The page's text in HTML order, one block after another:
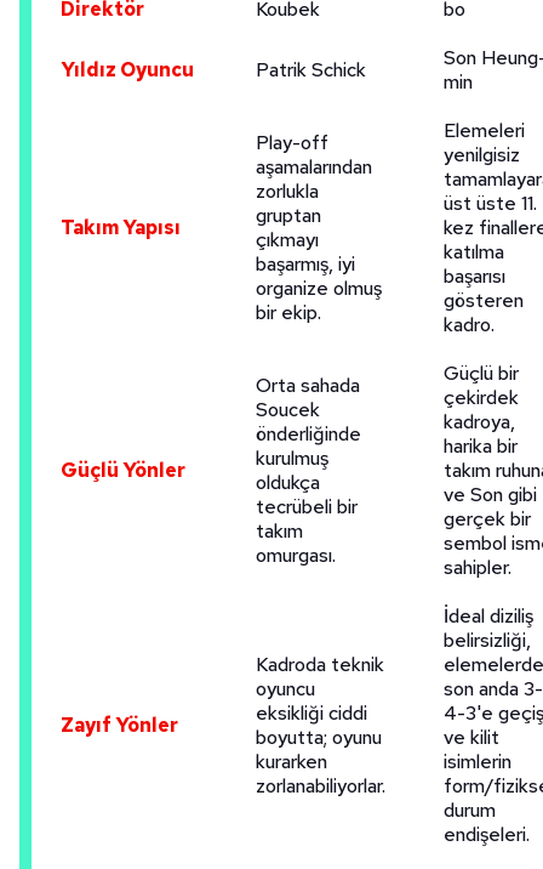
kullanılmaktadır. Bu çerezler vasıtasıyla çeşitli kişisel
toplumu hizmetlerinin sunulması amacıyla
kullanılmaktadır. Diğer çerezler, sitemizin daha işlevsel
reklam/pazarlama faaliyetlerinin yapılması, amaçlarıyla
sınırlı olarak açık rızanız dahilinde kullanılacaktır.
Çerezlere ilişkin tercihlerinizi aşağıda yer alan panel
vasıtasıyla belirleyebilirsiniz. Çerezlere ilişkin detaylı bilgi
için Ayarlar butonuna tıklayabilir,Çerez Bilgilendirme
ziyaret edebilirsiniz.
6698 sayılı Kişisel Verilerin Korunması Kanunu uyarınca
hazırlanmış Aydınlatma Metnimizi okumak ve sitemizde
ilgili mevzuata uygun olarak kullanılan çerezlerle ilgili bilgi
almak için lütfen tıklayınız
Direktör
Koubek
bo
Yıldız Oyuncu Patrik Schick
Son
min
Takım Yapısı
Play-off
aşamalarından
zorlukla
gruptan
çıkmayı
başarmış, iyi
organize olmuş
bir ekip.
Elemeleri
yenilgisiz
üst üste 11.
kez
katılma
başarısı
gösteren
kadro.
Güçlü Yönler
Orta sahada
Soucek
önderliğinde
kurulmuş
oldukça
tecrübeli bir
takım
omurgası.
Güçlü bir
çekirdek
kadroya,
harika bir
takım
ve Son gibi
gerçek bir
sembol
sahipler.
Zayıf Yönler
Kadroda teknik
oyuncu
eksikliği ciddi
boyutta; oyunu
kurarken
zorlanabiliyorlar.
İdeal diziliş
belirsizliği,
elemelerde
son anda 3-
4-3'e geçiş
ve kilit
isimlerin
form/
durum
endişeleri.